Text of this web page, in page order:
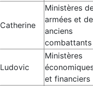
Catherine
Ministères
armées et
anciens
combattants
Ludovic
Ministères
et financiers